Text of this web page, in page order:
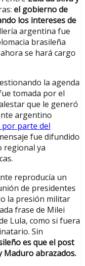
el gobierno de
los intereses de
argentina fue
brasileña
se hará cargo
la agenda
tomada por el
que le generó
argentino
por parte del
fue difundido
regional ya
reproducía un
de presidentes
la presión militar
frase de Milei
Lula, como si fuera
Sin
es que el post
Maduro abrazados.